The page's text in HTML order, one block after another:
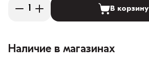
В корзину
Наличие в магазинах